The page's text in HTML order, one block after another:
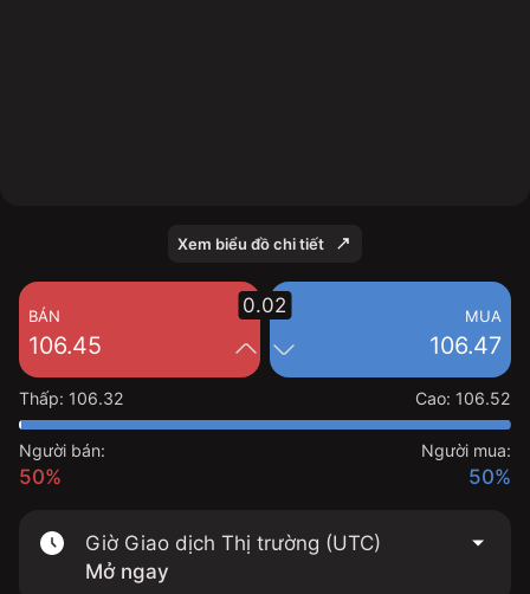
Xem biểu đồ chi tiết
BÁN
106.45
MUA
106.47
0.02
Thấp: 106.32 Cao: 106.52
Người bán:
50%
Người mua:
50%
Giờ Giao dịch Thị trường (UTC)
Mở ngay